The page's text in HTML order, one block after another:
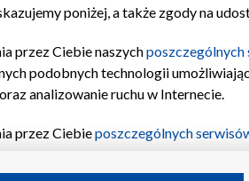
poniżej, a także zgody na
przez Ciebie naszychposzczególnych
podobnych technologii
analizowanie ruchu w Internecie.
przez Ciebieposzczególnych
przechowywania informacji na